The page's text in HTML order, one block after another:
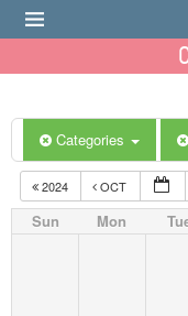
Categories
2024 OCT
Sun Mon